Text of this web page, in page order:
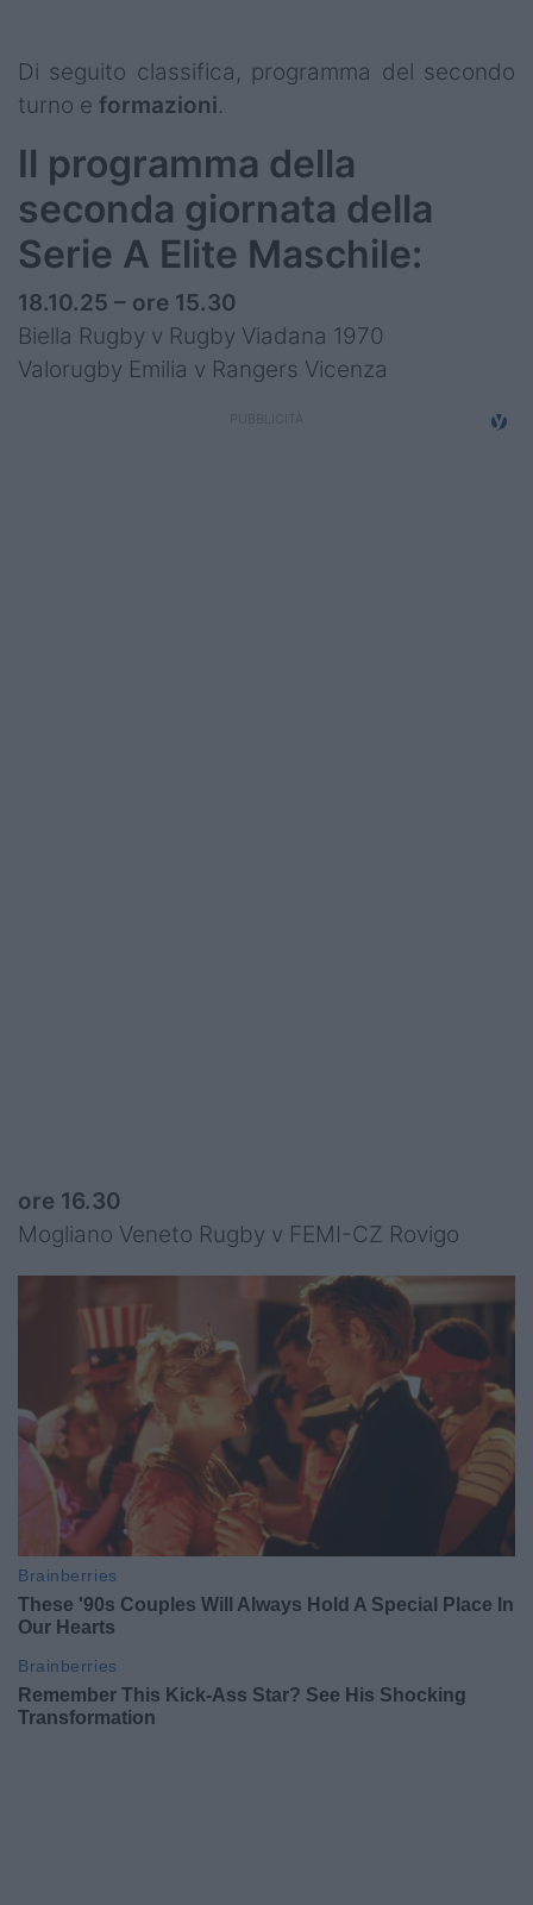
Di seguito classifica, programma del secondo
turno e formazioni.
Il programma della
seconda giornata della
Serie A Elite Maschile:
18.10.25 – ore 15.30
Biella Rugby v Rugby Viadana 1970
Valorugby Emilia v Rangers Vicenza
ore 16.30
Mogliano Veneto Rugby v FEMI-CZ Rovigo